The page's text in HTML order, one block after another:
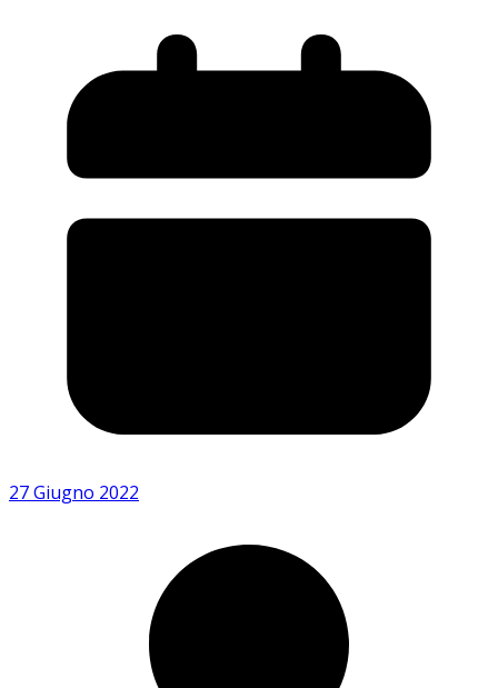
27 Giugno 2022